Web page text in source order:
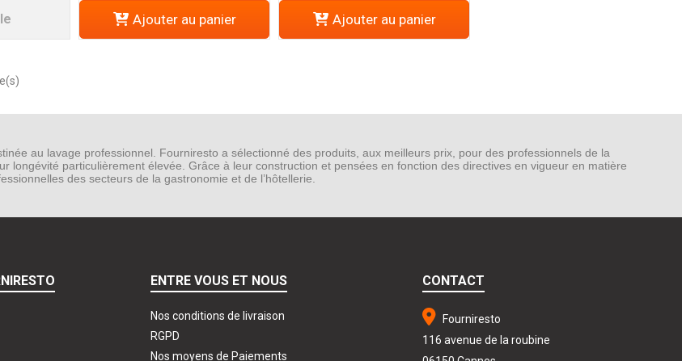
Ajouter au panier Ajouter au panier
au lavage professionnel. Fourniresto a sélectionné des produits, aux meilleurs prix, pour des professionnels de la
longévité particulièrement élevée. Grâce à leur construction et pensées en fonction des directives en vigueur en matière
des secteurs de la gastronomie et de l’hôtellerie.
ENTRE VOUS ET NOUS
Nos conditions de livraison
RGPD
Nos moyens de Paiements
CONTACT
Fourniresto
116 avenue de la roubine